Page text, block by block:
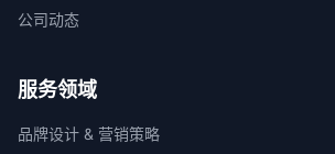
公司动态
服务领域
品牌设计 & 营销策略